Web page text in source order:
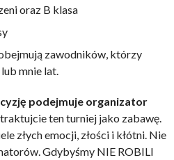
oraz B klasa
zawodników, którzy
mnie lat.
podejmuje organizator
traktujcie ten turniej jako zabawę.
złych emocji, złości i kłótni. Nie
Gdybyśmy NIE ROBILI